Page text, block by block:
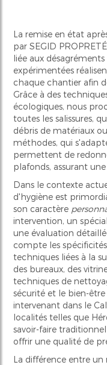
La remise en état
par SEGID
liée aux
expérimentées
chaque chantier afin
Grâce à des
écologiques, nous
toutes les salissures,
débris de matériaux
méthodes, qui
permettent de
plafonds, assurant
Dans le contexte
d'hygiène est
son caractère
intervention, un
une évaluation
compte les
techniques liées à la
des bureaux, des
techniques de
sécurité et le bien-
intervenant dans le
localités telles que
savoir-faire
offrir une qualité de
La différence entre